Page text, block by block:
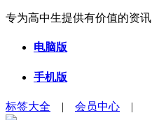
专为高中生提供有价值的资讯
电脑版
手机版
标签大全 | 会员中心 |